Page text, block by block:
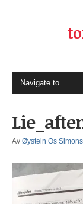
Av Øystein Os